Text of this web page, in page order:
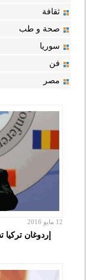
ثقافة
صحة و طب
سوريا
فن
مصر
12 مايو 2016
إردوغان